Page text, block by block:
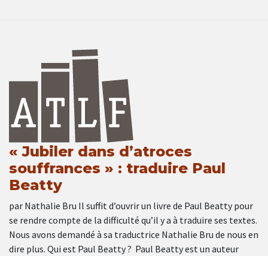
« Jubiler dans d’atroces
souffrances » : traduire Paul
Beatty
par Nathalie Bru Il suffit d’ouvrir un livre de Paul Beatty pour
se rendre compte de la difficulté qu’il y a à traduire ses textes.
Nous avons demandé à sa traductrice Nathalie Bru de nous en
dire plus. Qui est Paul Beatty ? Paul Beatty est un auteur